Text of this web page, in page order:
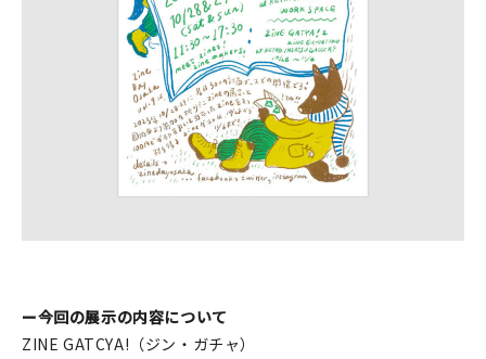
JAMグッズ
ー今回の展示の内容について
ZINE GATCYA!（ジン・ガチャ）